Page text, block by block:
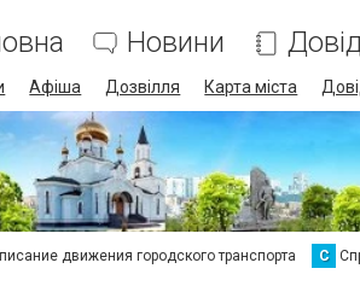
Новини
Афіша Дозвілля Карта міста
движения городского транспорта С